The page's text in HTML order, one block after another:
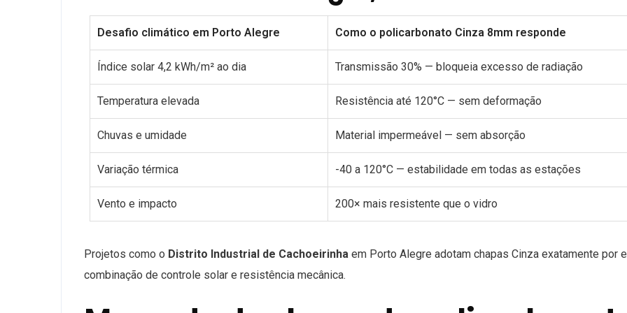
Desafio climático em Porto Alegre Como o policarbonato Cinza 8mm responde
Índice solar 4,2 kWh/m² ao dia Transmissão 30% — bloqueia excesso de radiação
Temperatura elevada Resistência até 120°C — sem deformação
Chuvas e umidade Material impermeável — sem absorção
Variação térmica -40 a 120°C — estabilidade em todas as estações
Vento e impacto 200× mais resistente que o vidro
Projetos como o Distrito Industrial de Cachoeirinha em Porto Alegre adotam chapas Cinza exatamente por
combinação de controle solar e resistência mecânica.